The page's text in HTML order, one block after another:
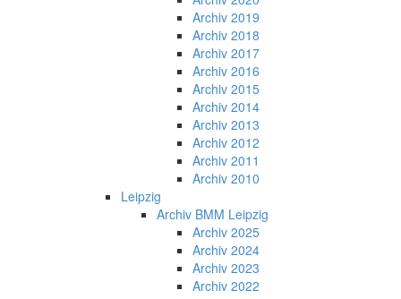
Archiv 2019
Archiv 2018
Archiv 2017
Archiv 2016
Archiv 2015
Archiv 2014
Archiv 2013
Archiv 2012
Archiv 2011
Archiv 2010
Leipzig
Archiv BMM Leipzig
Archiv 2025
Archiv 2024
Archiv 2023
Archiv 2022